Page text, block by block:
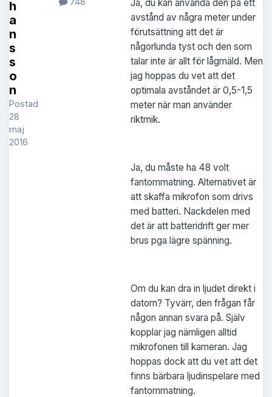
h
a
n
s
s
o
n
Postad
28
maj
2016
Ja, du kan använda den på ett
avstånd av några meter under
förutsättning att det är
någorlunda tyst och den som
talar inte är allt för lågmäld. Men
jag hoppas du vet att det
optimala avståndet är 0,5-1,5
meter när man använder
riktmik.
Ja, du måste ha 48 volt
fantommatning. Alternativet är
att skaffa mikrofon som drivs
med batteri. Nackdelen med
det är att batteridrift ger mer
brus pga lägre spänning.
Om du kan dra in ljudet direkt i
datorn? Tyvärr, den frågan får
någon annan svara på. Själv
kopplar jag nämligen alltid
mikrofonen till kameran. Jag
hoppas dock att du vet att det
finns bärbara ljudinspelare med
fantommatning.